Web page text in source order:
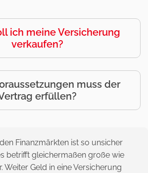
ich meine Versicherung
verkaufen?
muss der
erfüllen?
Finanzmärkten ist so unsicher
betrifft gleichermaßen große wie
Weiter Geld in eine Versicherung